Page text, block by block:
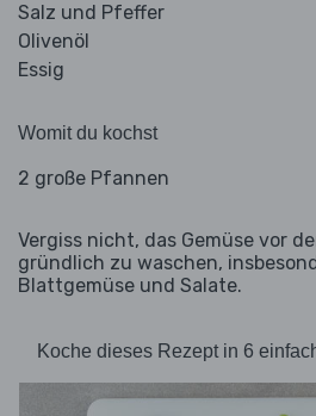
Salz und Pfeffer
Olivenöl
Essig
Womit du kochst
2 große Pfannen
Vergiss nicht, das Gemüse vor
gründlich zu waschen,
Blattgemüse und Salate.
Koche dieses Rezept in 6